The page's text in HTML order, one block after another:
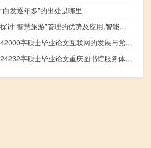
“白发逐年多”的出处是哪里
探讨“智慧旅游”管理的优势及应用,智能旅游的发展趋势是什么？
42000字硕士毕业论文互联网的发展与党建网站的探讨
24232字硕士毕业论文重庆图书馆服务体系建设研究